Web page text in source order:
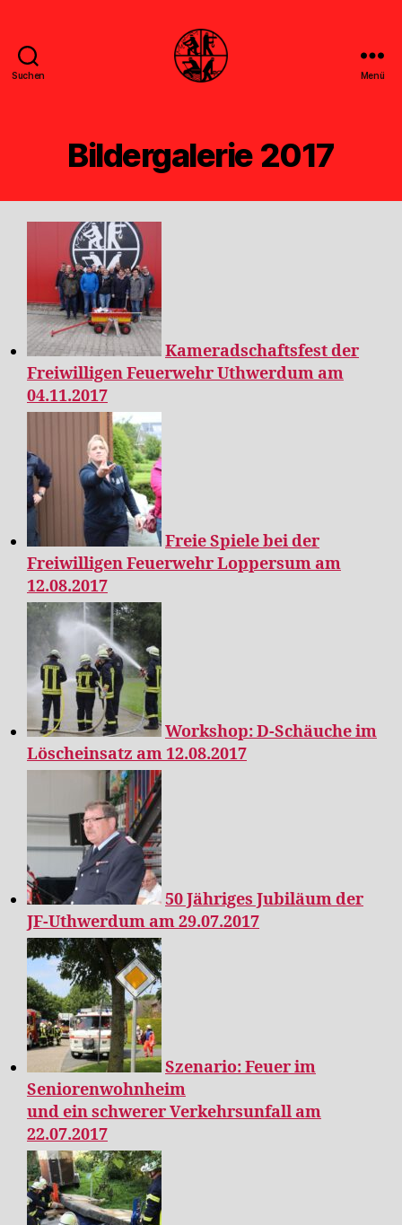
Suchen Menü
Bildergalerie 2017
Kameradschaftsfest der
Freiwilligen Feuerwehr Uthwerdum am
04.11.2017
Freie Spiele bei der
Freiwilligen Feuerwehr Loppersum am
12.08.2017
Workshop: D-Schäuche im
Löscheinsatz am 12.08.2017
50 Jähriges Jubiläum der
JF-Uthwerdum am 29.07.2017
Szenario: Feuer im
Seniorenwohnheim
und ein schwerer Verkehrsunfall am
22.07.2017